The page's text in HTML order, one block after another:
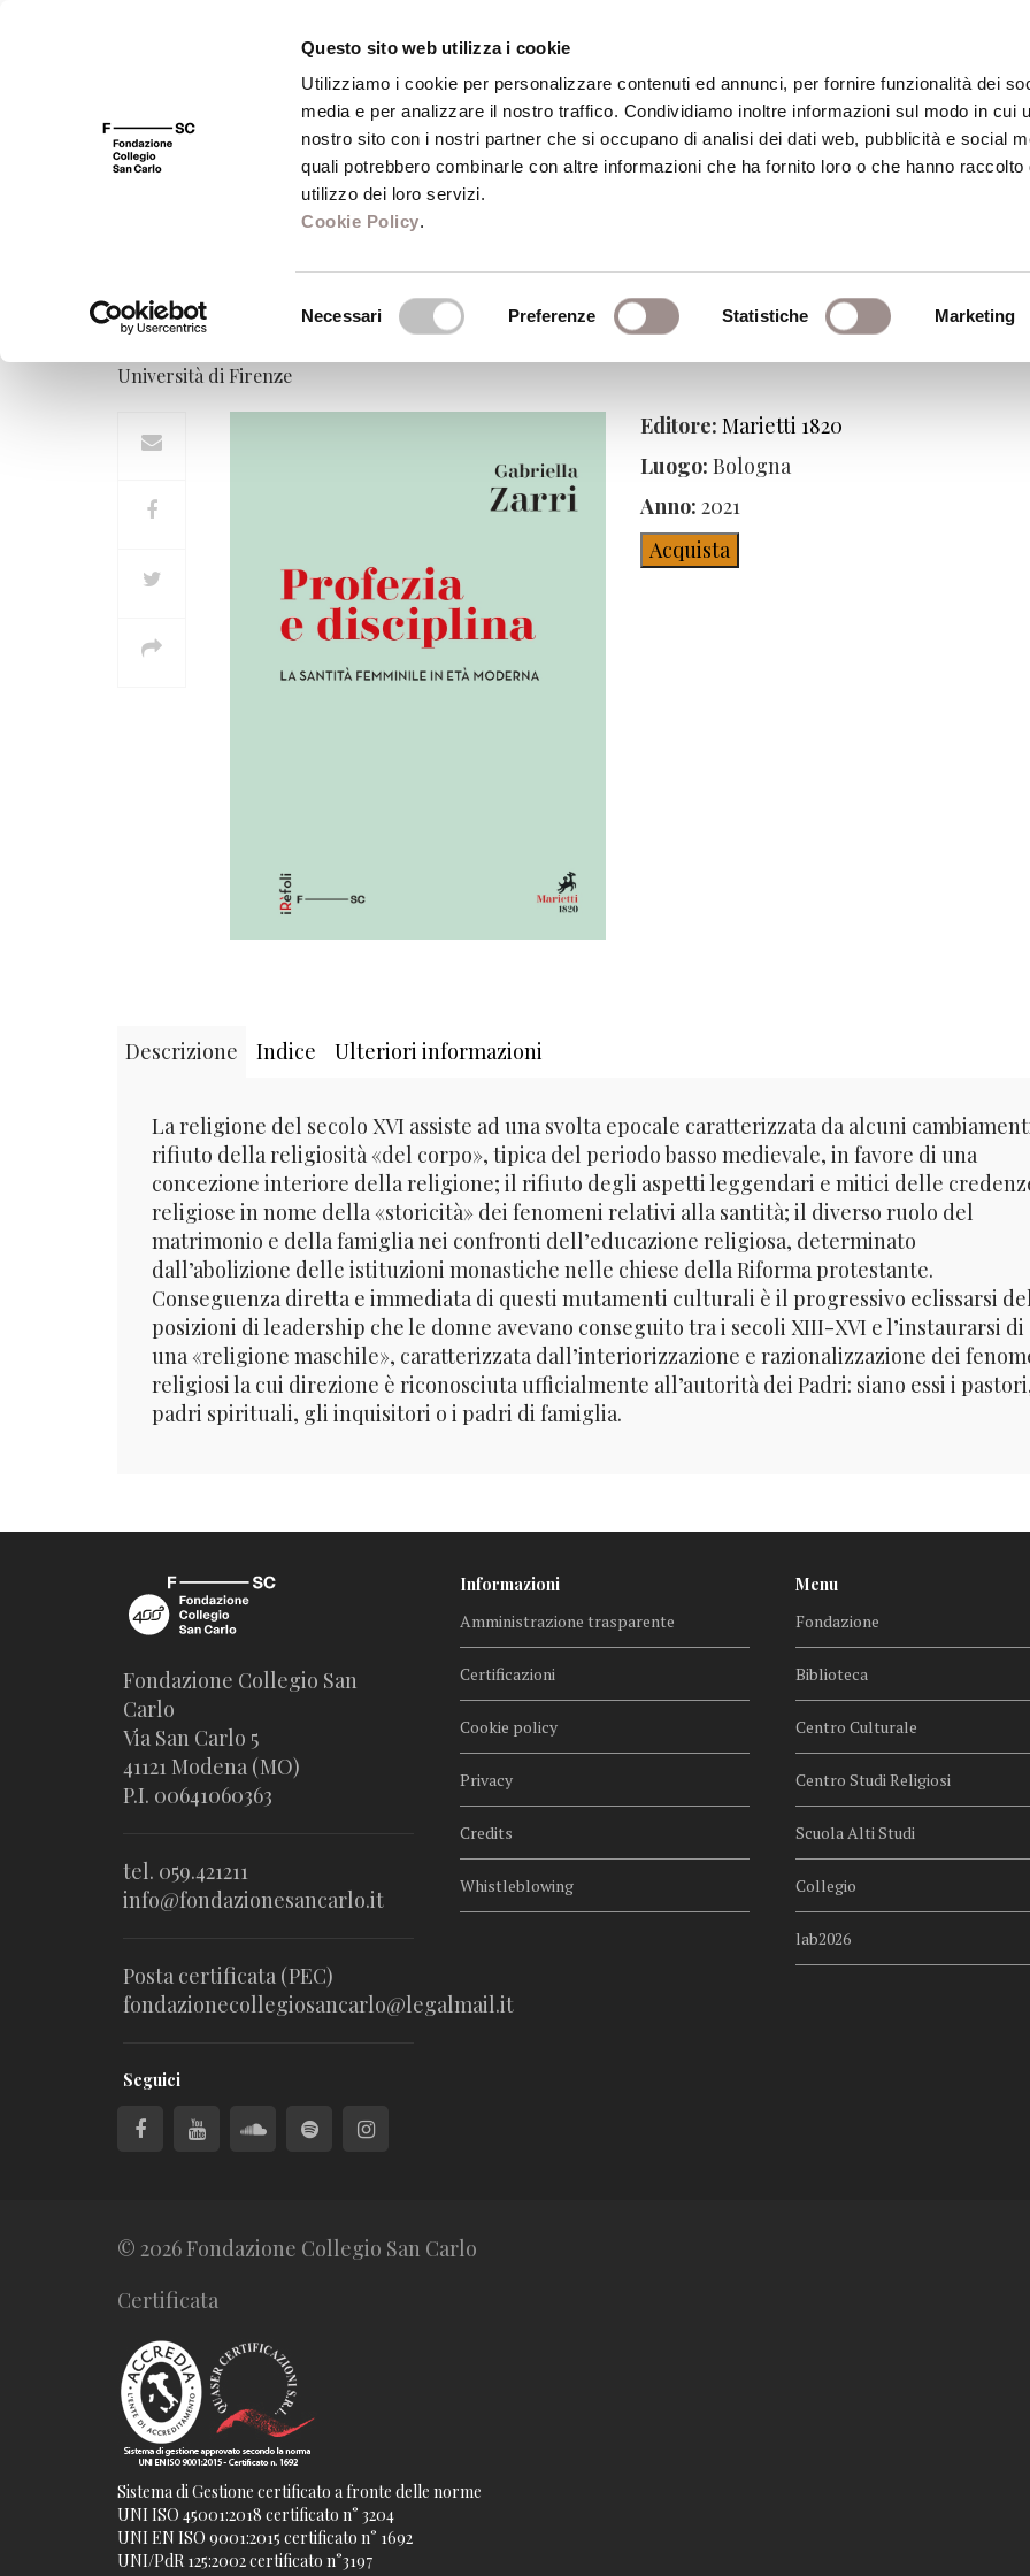
Questo sito web utilizza i cookie
Utilizziamo i cookie per personalizzare contenuti ed annunci, per fornire funzionalità dei
media e per analizzare il nostro traffico. Condividiamo inoltre informazioni sul modo in cui
nostro sito con i nostri partner che si occupano di analisi dei dati web, pubblicità e social
quali potrebbero combinarle con altre informazioni che ha fornito loro o che hanno raccolto
utilizzo dei loro servizi.
Cookie Policy.
Necessari Preferenze Statistiche Marketing
FSC 400 Fondazione Biblioteca Centro Culturale Centro Studi
Profezia e disciplina
La santità femminile in età moderna
Gabriella Zarri
Università di Firenze
Editore: Marietti 1820
Luogo: Bologna
Anno: 2021
Acquista
Descrizione Indice Ulteriori informazioni
La religione del secolo XVI assiste ad una svolta epocale caratterizzata da alcuni
rifiuto della religiosità «del corpo», tipica del periodo basso medievale, in favore di una
concezione interiore della religione; il rifiuto degli aspetti leggendari e mitici delle
religiose in nome della «storicità» dei fenomeni relativi alla santità; il diverso ruolo del
matrimonio e della famiglia nei confronti dell’educazione religiosa, determinato
dall’abolizione delle istituzioni monastiche nelle chiese della Riforma protestante.
Conseguenza diretta e immediata di questi mutamenti culturali è il progressivo eclissarsi
posizioni di leadership che le donne avevano conseguito tra i secoli XIII-XVI e l’instaurarsi di
una «religione maschile», caratterizzata dall’interiorizzazione e razionalizzazione dei
religiosi la cui direzione è riconosciuta ufficialmente all’autorità dei Padri: siano essi i
padri spirituali, gli inquisitori o i padri di famiglia.
Fondazione Collegio San
Carlo
Via San Carlo 5
41121 Modena (MO)
P.I. 00641060363
tel. 059.421211
info@fondazionesancarlo.it
Posta certificata (PEC)
fondazionecollegiosancarlo@legalmail.it
Seguici
Informazioni
Amministrazione trasparente
Certificazioni
Cookie policy
Privacy
Credits
Whistleblowing
Menu
Fondazione
Biblioteca
Centro Culturale
Centro Studi Religiosi
Scuola Alti Studi
Collegio
lab2026
© 2026 Fondazione Collegio San Carlo
Certificata
Sistema di Gestione certificato a fronte delle norme
UNI ISO 45001:2018 certificato n° 3204
UNI EN ISO 9001:2015 certificato n° 1692
UNI/PdR 125:2002 certificato n°3197